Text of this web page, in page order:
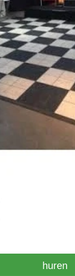
huren